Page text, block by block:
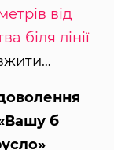
від
біля лінії
б